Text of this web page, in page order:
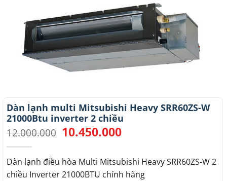
Dàn lạnh multi Mitsubishi Heavy SRR60ZS-W
21000Btu inverter 2 chiều
12.000.000 Giá
gốc
12.000.000.
10.450.000Giá
là:
10.450.000.
Dàn lạnh điều hòa Multi Mitsubishi Heavy SRR60ZS-W 2
chiều Inverter 21000BTU chính hãng